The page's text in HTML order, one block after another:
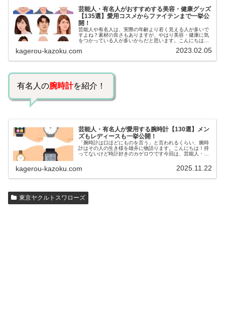
芸能人・有名人がおすすめする美容・健康グッズ
【135選】愛用コスメからファイテンまで一挙公
開！
芸能人や有名人は、実際の年齢より若く見える人が多いで
すよね？素材の良さもありますが、やはり美容・健康に気
をつかっている人が多いからだと思います。こんにちは！
いるのでしょうか？今回は、芸能人…
kagerou-kazoku.com 2023.02.05
有名人の腕時計を紹介！
芸能人・有名人が愛用する腕時計【130選】メン
ズもレディースも一挙公開！
「腕時計は口ほどにものを言う」と言われるくらい、腕時
計はその人の生き様を雄弁に物語ります。こんにちは！持
ってないけど時計好きのカゲロウです今回は、芸能人・有
kagerou-kazoku.com 2025.11.22
東京ヤクルトスワローズ